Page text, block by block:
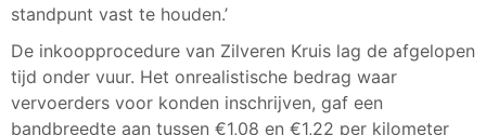
standpunt vast te houden.’
De inkoopprocedure van Zilveren Kruis lag de afgelopen
tijd onder vuur. Het onrealistische bedrag waar
vervoerders voor konden inschrijven, gaf een
bandbreedte aan tussen €1,08 en €1,22 per kilometer